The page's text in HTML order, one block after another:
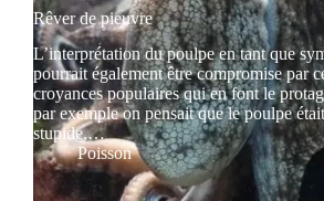
Rêver de pieuvre
L’interprétation du poulpe en tant que
pourrait également être compromise par
croyances populaires qui en font le
par exemple on pensait que le poulpe
stupide,…
Poisson